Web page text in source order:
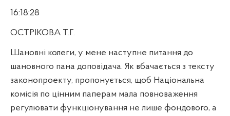
16:18:28
ОСТРІКОВА Т.Г.
Шановні колеги, у мене наступне питання до
шановного пана доповідача. Як вбачається з тексту
законопроекту, пропонується, щоб Національна
комісія по цінним паперам мала повноваження
регулювати функціонування не лише фондового, а